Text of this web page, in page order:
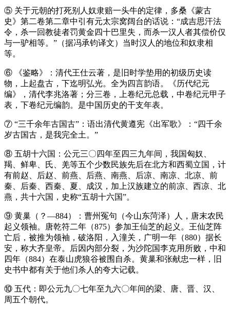
⑤ 关于元朝的打死别人奴隶赔一头牛的定律，多桑《蒙古
史》第二卷第二章中引有元太宗窝阔台的话说：“成吉思汗法
令，杀一回教徒者罚黄金四十巴里失，而杀一汉人者其偿价仅
与一驴相等。”（据冯承钧译文）当时汉人的地位和奴隶相
等。
⑥ 《鉴略》：清代王仕云著，是旧时学垫用的初级历史读
物，上起盘古，下迄明弘光。全为四言韵语。《历代纪元
编》，清代李兆洛著；分三卷，上卷纪元总载，中卷纪元甲子
表，下卷纪元编韵。是中国历史的干支年表。
⑦ “三千余年古国古”：语出清代黄遵宪《出军歌》：“四千余
岁古国古，是我完全土。”
⑧ 五胡十六国：公元三〇四年至四三九年间，我国匈奴、
羯、鲜卑、氏、羌等五个少数民族先后在北方和西蜀立国，计
有前赵、后赵、前燕、后燕、南燕、后凉、南凉、北凉、前
秦、后秦、西秦、夏、成汉，加上汉族建立的前凉、西凉、北
燕，共十六国，史称“五胡十六国”。
⑨ 黄巢（？—884）：曹州冤句（今山东菏泽）人，唐末农民
起义领袖。唐乾符二年（875）参加王仙芝的起义。王仙芝阵
亡后，被推为领袖，破洛阳，入潼关，广明一年（880）据长
安，称大齐皇帝。后因内部分裂，为沙陀国李克用所败，中和
四年（884）在泰山虎狼谷被围自杀。黄巢和张献忠一样，旧
史书中都有关于他们杀人的夸大记载。
⑩ 五代：即公元九〇七年至九六〇年间的梁、唐、晋、汉、
周五个朝代。